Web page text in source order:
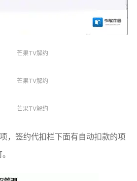
芒果TV解约
芒果TV解约
芒果TV解约
，签约代扣栏下面有自动扣款的项